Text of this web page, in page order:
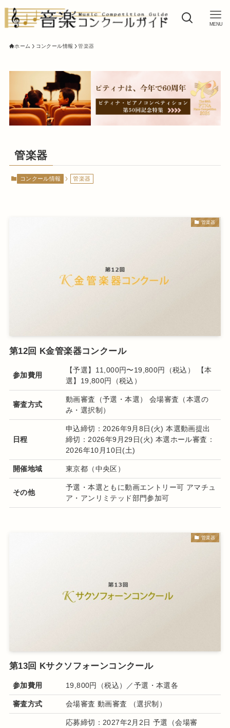
MENU
ホーム コンクール情報 管楽器
管楽器
コンクール情報 管楽器
管楽器
第12回 K金管楽器コンクール
参加費用
【予選】11,000円〜19,800円（税込） 【本
選】19,800円（税込）
審査方式
動画審査（予選・本選） 会場審査（本選の
み・選択制）
日程
申込締切：2026年9月8日(火) 本選動画提出
締切：2026年9月29日(火) 本選ホール審査：
2026年10月10日(土)
開催地域 東京都（中央区）
その他
予選・本選ともに動画エントリー可 アマチュ
ア・アンリミテッド部門参加可
管楽器
第13回 Kサクソフォーンコンクール
参加費用 19,800円（税込）／予選・本選各
審査方式 会場審査 動画審査 （選択制）
応募締切：2027年2月2日 予選（会場審